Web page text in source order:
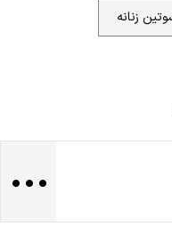
زنانه
...